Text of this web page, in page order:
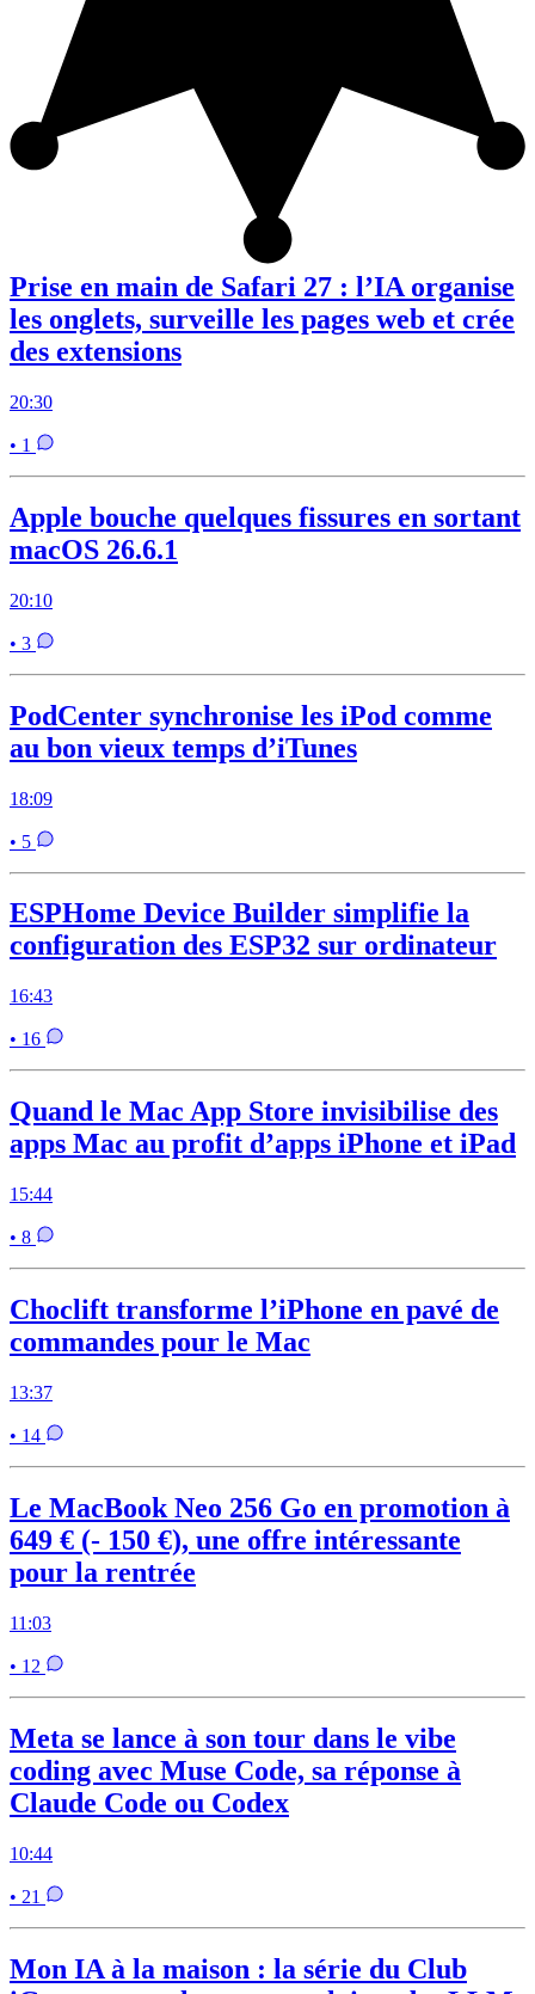
Prise en main de Safari 27 : l’IA organise
les onglets, surveille les pages web et crée
des extensions
20:30
• 1
Apple bouche quelques fissures en sortant
macOS 26.6.1
20:10
• 3
PodCenter synchronise les iPod comme
au bon vieux temps d’iTunes
18:09
• 5
ESPHome Device Builder simplifie la
configuration des ESP32 sur ordinateur
16:43
• 16
Quand le Mac App Store invisibilise des
apps Mac au profit d’apps iPhone et iPad
15:44
• 8
Choclift transforme l’iPhone en pavé de
commandes pour le Mac
13:37
• 14
Le MacBook Neo 256 Go en promotion à
649 € (- 150 €), une offre intéressante
pour la rentrée
11:03
• 12
Meta se lance à son tour dans le vibe
coding avec Muse Code, sa réponse à
Claude Code ou Codex
10:44
• 21
Mon IA à la maison : la série du Club